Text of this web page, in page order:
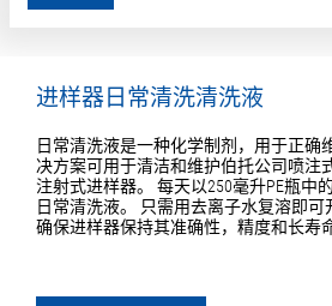
进样器日常清洗清洗液
日常清洗液是一种化学制剂，用于正确
决方案可用于清洁和维护伯托公司喷注
注射式进样器。 每天以250毫升PE瓶中
日常清洗液。 只需用去离子水复溶即
确保进样器保持其准确性，精度和长寿命